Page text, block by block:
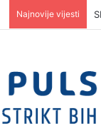
Najnovije vijesti